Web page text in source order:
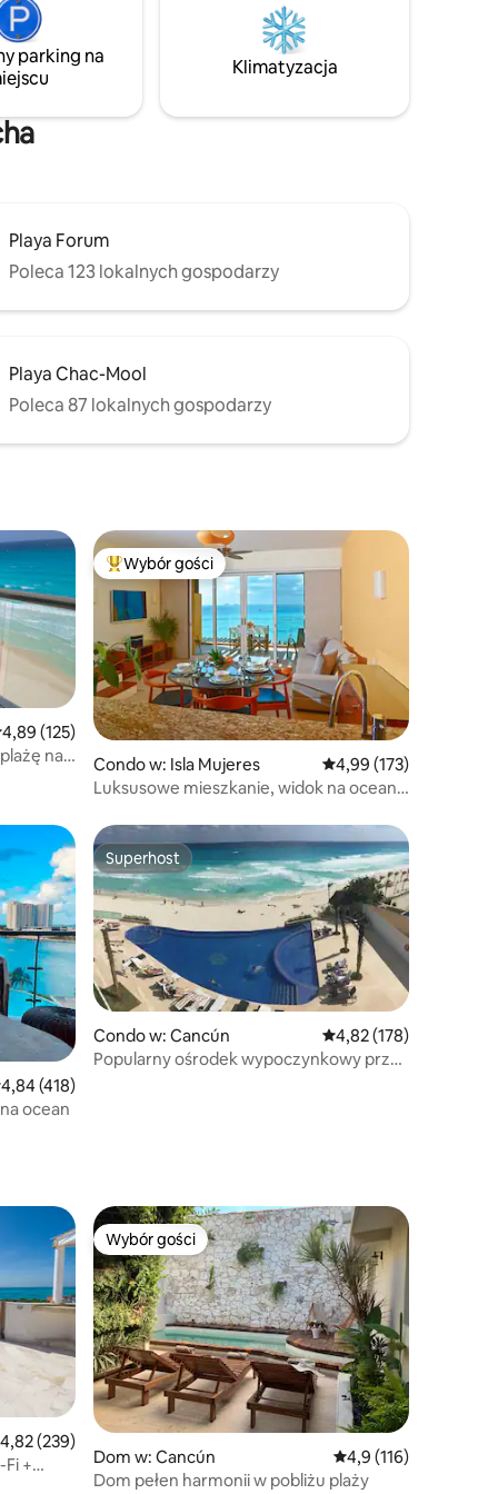
do
baseny, restauracja i klub plażowy w
budynku. Połączenie egzotycznych
mebli drewnianych i importowanego
marmuru sprawia, że to miejsce nie ma
parking na
Klimatyzacja
Playa Forum
Poleca 123 lokalnych gospodarzy
Playa Chac-Mool
Poleca 87 lokalnych gospodarzy
ocena: 4,89 na 5, liczba recenzji: 125
4,89 (125)
na
Najpopularniejsze z kategorii Wybór gości
Wybór gości
Condo w: Isla Mujeres Średnia ocena: 4,99
4,99 (173)
Luksusowe mieszkanie, widok na ocean,
ocena: 4,84 na 5, liczba recenzji: 418
4,84 (418)
ocean
Superhost
Superhost
Condo w: Cancún Średnia ocena: 4,82
4,82 (178)
Popularny ośrodek wypoczynkowy przy
ocena: 4,82 na 5, liczba recenzji: 239
4,82 (239)
+
Wybór gości
Wybór gości
Dom w: Cancún Średnia ocena: 4,9
4,9 (116)
Dom pełen harmonii w pobliżu plaży